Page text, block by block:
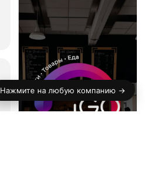
Нажмите на любую компанию →